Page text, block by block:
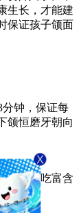
生长，才能建
保证孩子颌面
钟，保证每
颌恒磨牙朝向
物，多吃富含